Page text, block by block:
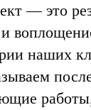
— это
наших